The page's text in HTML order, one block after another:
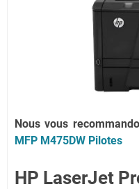
Nous vous
MFP M475DW Pilotes
HP LaserJet